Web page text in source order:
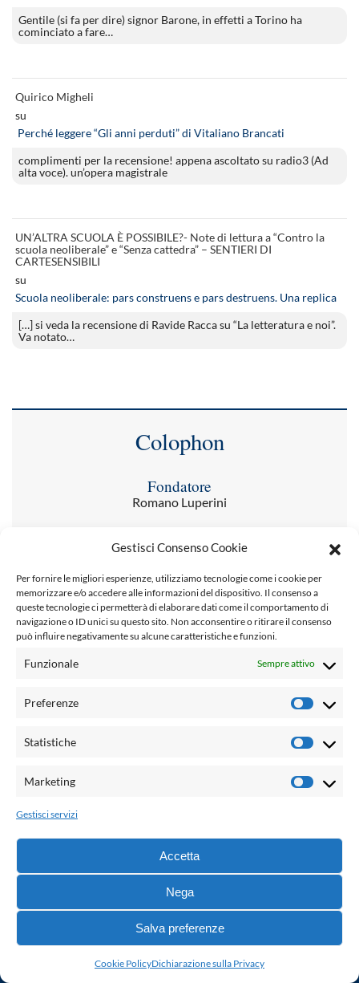
Gestisci Consenso Cookie
Per fornire le migliori esperienze, utilizziamo tecnologie come i cookie per
memorizzare e/o accedere alle informazioni del dispositivo. Il consenso a
queste tecnologie ci permetterà di elaborare dati come il comportamento di
navigazione o ID unici su questo sito. Non acconsentire o ritirare il consenso
può influire negativamente su alcune caratteristiche e funzioni.
Funzionale Sempre attivo
Preferenze
Statistiche
Marketing
Gestisci servizi
Accetta
Nega
Salva preferenze
Cookie PolicyDichiarazione sulla Privacy
Gentile (si fa per dire) signor Barone, in effetti a Torino ha
cominciato a fare…
Quirico Migheli
su
Perché leggere “Gli anni perduti” di Vitaliano Brancati
complimenti per la recensione! appena ascoltato su radio3 (Ad
alta voce). un’opera magistrale
UN’ALTRA SCUOLA È POSSIBILE?- Note di lettura a “Contro la
scuola neoliberale” e “Senza cattedra” – SENTIERI DI
CARTESENSIBILI
su
Scuola neoliberale: pars construens e pars destruens. Una replica
[…] si veda la recensione di Ravide Racca su “La letteratura e noi”.
Va notato…
Colophon
Fondatore
Romano Luperini
Antonella Amato, Emanuela Bandini, Alberto
Roberto Contu, Giulia Falistocco, Orsetta
Innocenti, Daniele Lo Vetere, Morena Marsilio,
Luisa Mirone, Stefano Rossetti, Katia Trombetta,
Emanuele Zinato
www.laletteraturaenoi.it
fondato da Romano Luperini